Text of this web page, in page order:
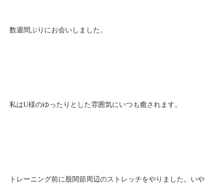
数週間ぶりにお会いしました。
私はU様のゆったりとした雰囲気にいつも癒されます。
トレーニング前に股関節周辺のストレッチをやりました。いや